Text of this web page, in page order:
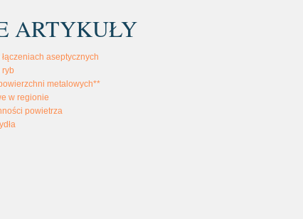
ARTYKUŁY
aseptycznych
ryb
metalowych**
w regionie
powietrza